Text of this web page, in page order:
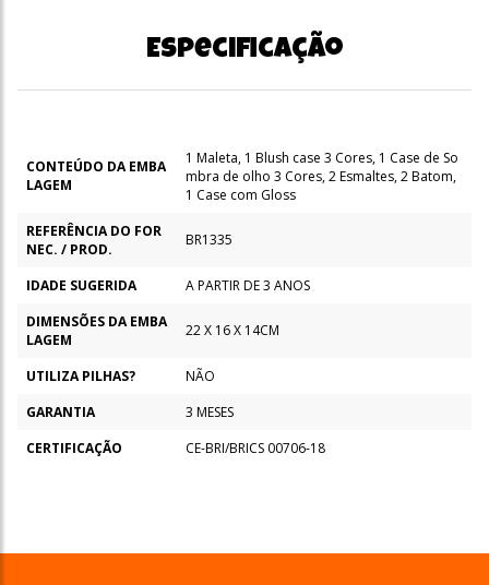
Especificação
CONTEÚDO DA EMBA
LAGEM
1 Maleta, 1 Blush case 3 Cores, 1 Case de So
mbra de olho 3 Cores, 2 Esmaltes, 2 Batom,
1 Case com Gloss
REFERÊNCIA DO FOR
NEC. / PROD.
BR1335
IDADE SUGERIDA
A PARTIR DE 3 ANOS
DIMENSÕES DA EMBA
LAGEM
22 X 16 X 14CM
UTILIZA PILHAS?
NÃO
GARANTIA
3 MESES
CERTIFICAÇÃO
CE-BRI/BRICS 00706-18